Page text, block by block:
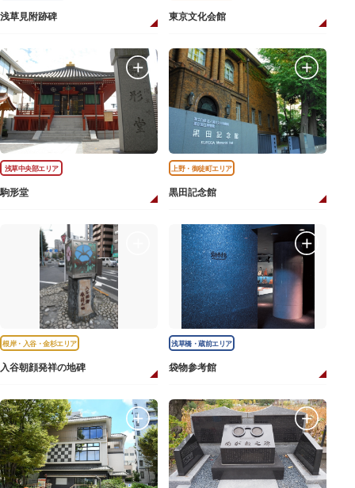
浅草見附跡碑 東京文化会館
浅草中央部エリア
駒形堂
上野・御徒町エリア
黒田記念館
根岸・入谷・金杉エリア
入谷朝顔発祥の地碑
浅草橋・蔵前エリア
袋物参考館